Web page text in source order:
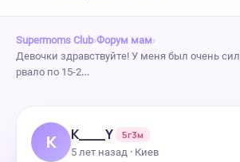
Supermoms Club›Форум мам›
Девочки здравствуйте! У меня был очень
рвало по 15-2…
K K___Y
5г3м
5 лет назад · Киев